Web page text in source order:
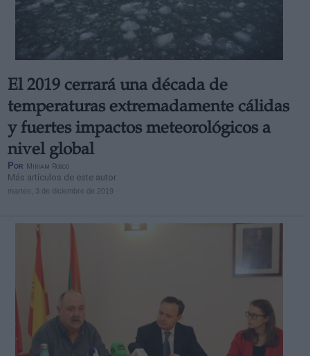
El 2019 cerrará una década de
temperaturas extremadamente cálidas
y fuertes impactos meteorológicos a
nivel global
Por Miriam Rosco
Más artículos de este autor
martes, 3 de diciembre de 2019